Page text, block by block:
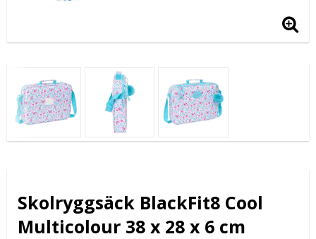
Skolryggsäck BlackFit8 Cool
Multicolour 38 x 28 x 6 cm